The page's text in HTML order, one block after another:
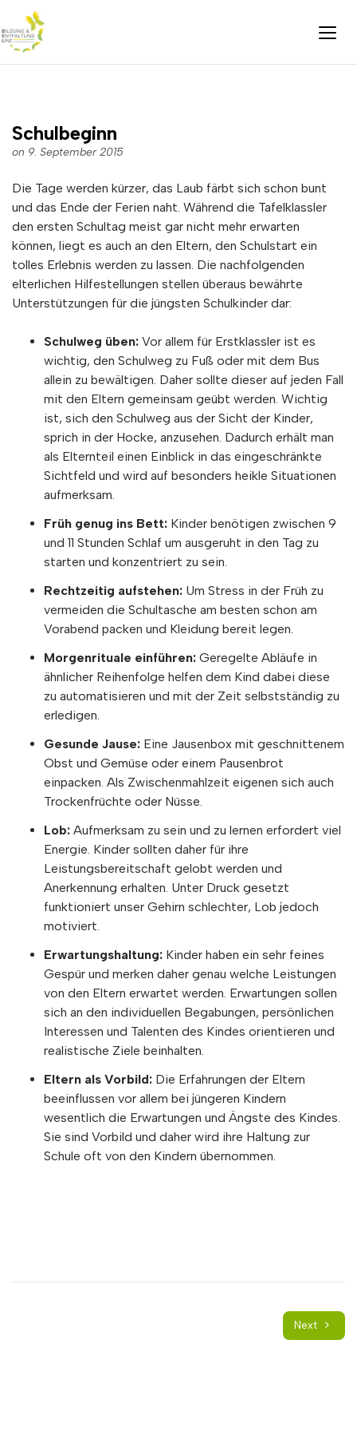
Schulbeginn
on 9. September 2015
Die Tage werden kürzer, das Laub färbt sich schon bunt
und das Ende der Ferien naht. Während die Tafelklassler
den ersten Schultag meist gar nicht mehr erwarten
können, liegt es auch an den Eltern, den Schulstart ein
tolles Erlebnis werden zu lassen. Die nachfolgenden
elterlichen Hilfestellungen stellen überaus bewährte
Unterstützungen für die jüngsten Schulkinder dar:
Schulweg üben: Vor allem für Erstklassler ist es
wichtig, den Schulweg zu Fuß oder mit dem Bus
allein zu bewältigen. Daher sollte dieser auf jeden Fall
mit den Eltern gemeinsam geübt werden. Wichtig
ist, sich den Schulweg aus der Sicht der Kinder,
sprich in der Hocke, anzusehen. Dadurch erhält man
als Elternteil einen Einblick in das eingeschränkte
Sichtfeld und wird auf besonders heikle Situationen
aufmerksam.
Früh genug ins Bett: Kinder benötigen zwischen 9
und 11 Stunden Schlaf um ausgeruht in den Tag zu
starten und konzentriert zu sein.
Rechtzeitig aufstehen: Um Stress in der Früh zu
vermeiden die Schultasche am besten schon am
Vorabend packen und Kleidung bereit legen.
Morgenrituale einführen: Geregelte Abläufe in
ähnlicher Reihenfolge helfen dem Kind dabei diese
zu automatisieren und mit der Zeit selbstständig zu
erledigen.
Gesunde Jause: Eine Jausenbox mit geschnittenem
Obst und Gemüse oder einem Pausenbrot
einpacken. Als Zwischenmahlzeit eigenen sich auch
Trockenfrüchte oder Nüsse.
Lob: Aufmerksam zu sein und zu lernen erfordert viel
Energie. Kinder sollten daher für ihre
Leistungsbereitschaft gelobt werden und
Anerkennung erhalten. Unter Druck gesetzt
funktioniert unser Gehirn schlechter, Lob jedoch
motiviert.
Erwartungshaltung: Kinder haben ein sehr feines
Gespür und merken daher genau welche Leistungen
von den Eltern erwartet werden. Erwartungen sollen
sich an den individuellen Begabungen, persönlichen
Interessen und Talenten des Kindes orientieren und
realistische Ziele beinhalten.
Eltern als Vorbild: Die Erfahrungen der Eltern
beeinflussen vor allem bei jüngeren Kindern
wesentlich die Erwartungen und Ängste des Kindes.
Sie sind Vorbild und daher wird ihre Haltung zur
Schule oft von den Kindern übernommen.
Next